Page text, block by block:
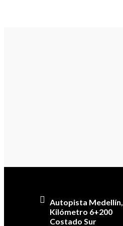
Autopista Medellín,
Kilómetro 6+200
Costado Sur